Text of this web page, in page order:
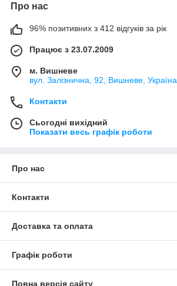
Про нас
96% позитивних з 412 відгуків за рік
Працює з 23.07.2009
м. Вишневе
вул. Залізнична, 92, Вишневе, Україна
Контакти
Сьогодні вихідний
Показати весь графік роботи
Про нас
Контакти
Доставка та оплата
Графік роботи
Повна версія сайту